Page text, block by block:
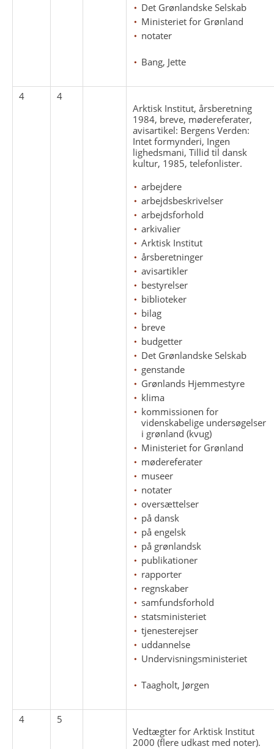
Det Grønlandske Selskab
Ministeriet for Grønland
notater
Bang, Jette
4
4
Arktisk Institut, årsberetning
1984, breve, mødereferater,
avisartikel: Bergens Verden:
Intet formynderi, Ingen
lighedsmani, Tillid til dansk
kultur, 1985, telefonlister.
arbejdere
arbejdsbeskrivelser
arbejdsforhold
arkivalier
Arktisk Institut
årsberetninger
avisartikler
bestyrelser
biblioteker
bilag
breve
budgetter
Det Grønlandske Selskab
genstande
Grønlands Hjemmestyre
klima
kommissionen for
videnskabelige undersøgelser
i grønland (kvug)
Ministeriet for Grønland
mødereferater
museer
notater
oversættelser
på dansk
på engelsk
på grønlandsk
publikationer
rapporter
regnskaber
samfundsforhold
statsministeriet
tjenesterejser
uddannelse
Undervisningsministeriet
Taagholt, Jørgen
4
5
Vedtægter for Arktisk Institut
2000 (flere udkast med noter).